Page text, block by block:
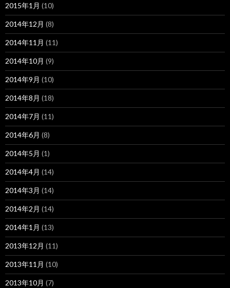
2015年1月 (10)
2014年12月 (8)
2014年11月 (11)
2014年10月 (9)
2014年9月 (10)
2014年8月 (18)
2014年7月 (11)
2014年6月 (8)
2014年5月 (1)
2014年4月 (14)
2014年3月 (14)
2014年2月 (14)
2014年1月 (13)
2013年12月 (11)
2013年11月 (10)
2013年10月 (7)